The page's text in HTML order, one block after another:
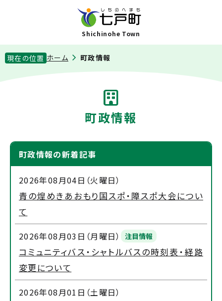
Shichinohe Town
現在の位置 ホーム 町政情報
町政情報
町政情報の新着記事
2026年08月04日（火曜日）
青の煌めきあおもり国スポ・障スポ大会につい
て
2026年08月03日（月曜日） 注目情報
コミュニティバス・シャトルバスの時刻表・経路
変更について
2026年08月01日（土曜日）